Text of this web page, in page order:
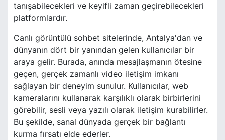
tanışabilecekleri ve keyifli zaman geçirebilecekleri
platformlardır.
Canlı görüntülü sohbet sitelerinde, Antalya'dan ve
dünyanın dört bir yanından gelen kullanıcılar bir
araya gelir. Burada, anında mesajlaşmanın ötesine
geçen, gerçek zamanlı video iletişim imkanı
sağlayan bir deneyim sunulur. Kullanıcılar, web
kameralarını kullanarak karşılıklı olarak birbirlerini
görebilir, sesli veya yazılı olarak iletişim kurabilirler.
Bu şekilde, sanal dünyada gerçek bir bağlantı
kurma fırsatı elde ederler.